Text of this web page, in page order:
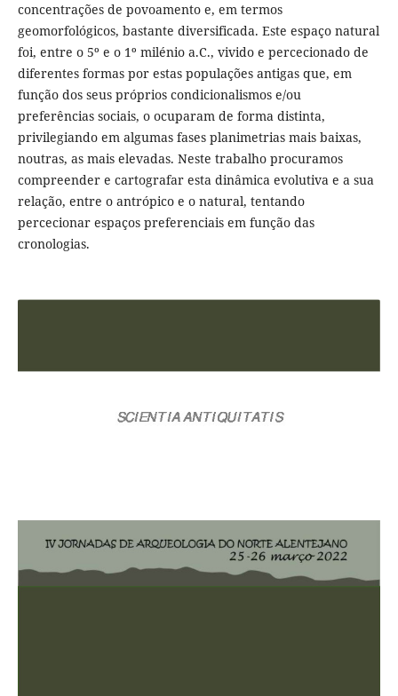
concentrações de povoamento e, em termos
geomorfológicos, bastante diversificada. Este espaço natural
foi, entre o 5º e o 1º milénio a.C., vivido e percecionado de
diferentes formas por estas populações antigas que, em
função dos seus próprios condicionalismos e/ou
preferências sociais, o ocuparam de forma distinta,
privilegiando em algumas fases planimetrias mais baixas,
noutras, as mais elevadas. Neste trabalho procuramos
compreender e cartografar esta dinâmica evolutiva e a sua
relação, entre o antrópico e o natural, tentando
percecionar espaços preferenciais em função das
cronologias.